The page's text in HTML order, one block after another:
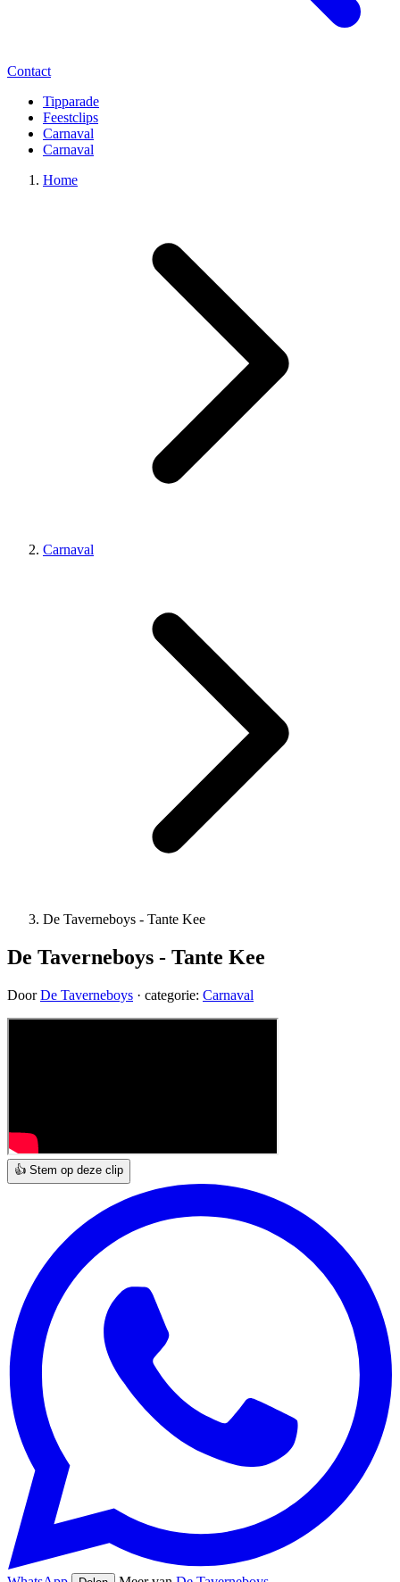
Contact
Tipparade
Feestclips
Carnaval
Carnaval
Home
Carnaval
De Taverneboys - Tante Kee
De Taverneboys - Tante Kee
DoorDe Taverneboys · categorie: Carnaval
👍 Stem op deze clip